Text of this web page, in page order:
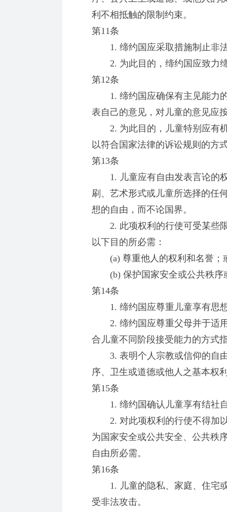
利不相抵触的限制约束。
第11条
1. 缔约国应采取措施制止非法
2. 为此目的，缔约国应致力缔
第12条
1. 缔约国应确保有主见能力的
表自己的意见，对儿童的意见应
2. 为此目的，儿童特别应有机
以符合国家法律的诉讼规则的方
第13条
1. 儿童应有自由发表言论的权
刷、艺术形式或儿童所选择的任
想的自由，而不论国界。
2. 此项权利的行使可受某些限
以下目的所必需：
(a) 尊重他人的权利和名誉；
(b) 保护国家安全或公共秩序
第14条
1. 缔约国应尊重儿童享有思
2. 缔约国应尊重父母并于适用
合儿童不同阶段接受能力的方式
3. 表明个人宗教或信仰的自由
序、卫生或道德或他人之基本权
第15条
1. 缔约国确认儿童享有结社
2. 对此项权利的行使不得加以
为国家安全或公共安全、公共秩
自由所必需。
第16条
1. 儿童的隐私、家庭、住宅或
受非法攻击。